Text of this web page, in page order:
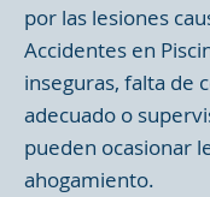
por las lesiones
Accidentes en
inseguras, falta de
adecuado o
pueden ocasionar
ahogamiento.